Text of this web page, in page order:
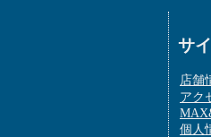
サ
店舗
アク
個人